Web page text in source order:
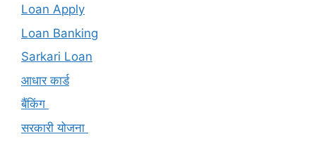
Loan Apply
Loan Banking
Sarkari Loan
आधार कार्ड
बैंकिंग
सरकारी योजना